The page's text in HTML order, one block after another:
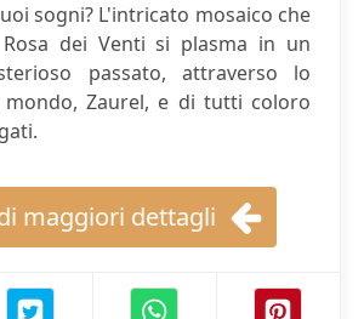
sogni? L'intricato mosaico che
dei Venti si plasma in un
passato, attraverso lo
Zaurel, e di tutti coloro
maggiori dettagli